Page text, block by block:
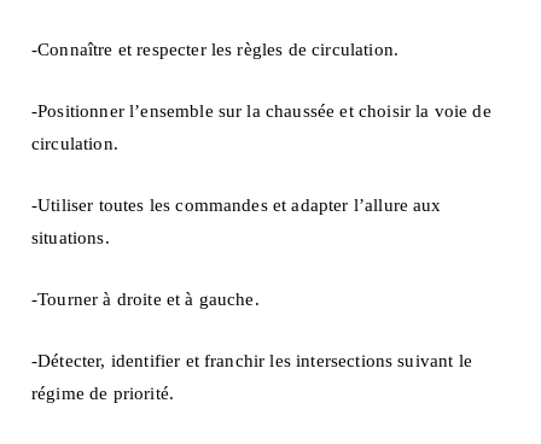
-Connaître et respecter les règles de circulation.
-Positionner l’ensemble sur la chaussée et choisir la voie de
circulation.
-Utiliser toutes les commandes et adapter l’allure aux
situations.
-Tourner à droite et à gauche.
-Détecter, identifier et franchir les intersections suivant le
régime de priorité.